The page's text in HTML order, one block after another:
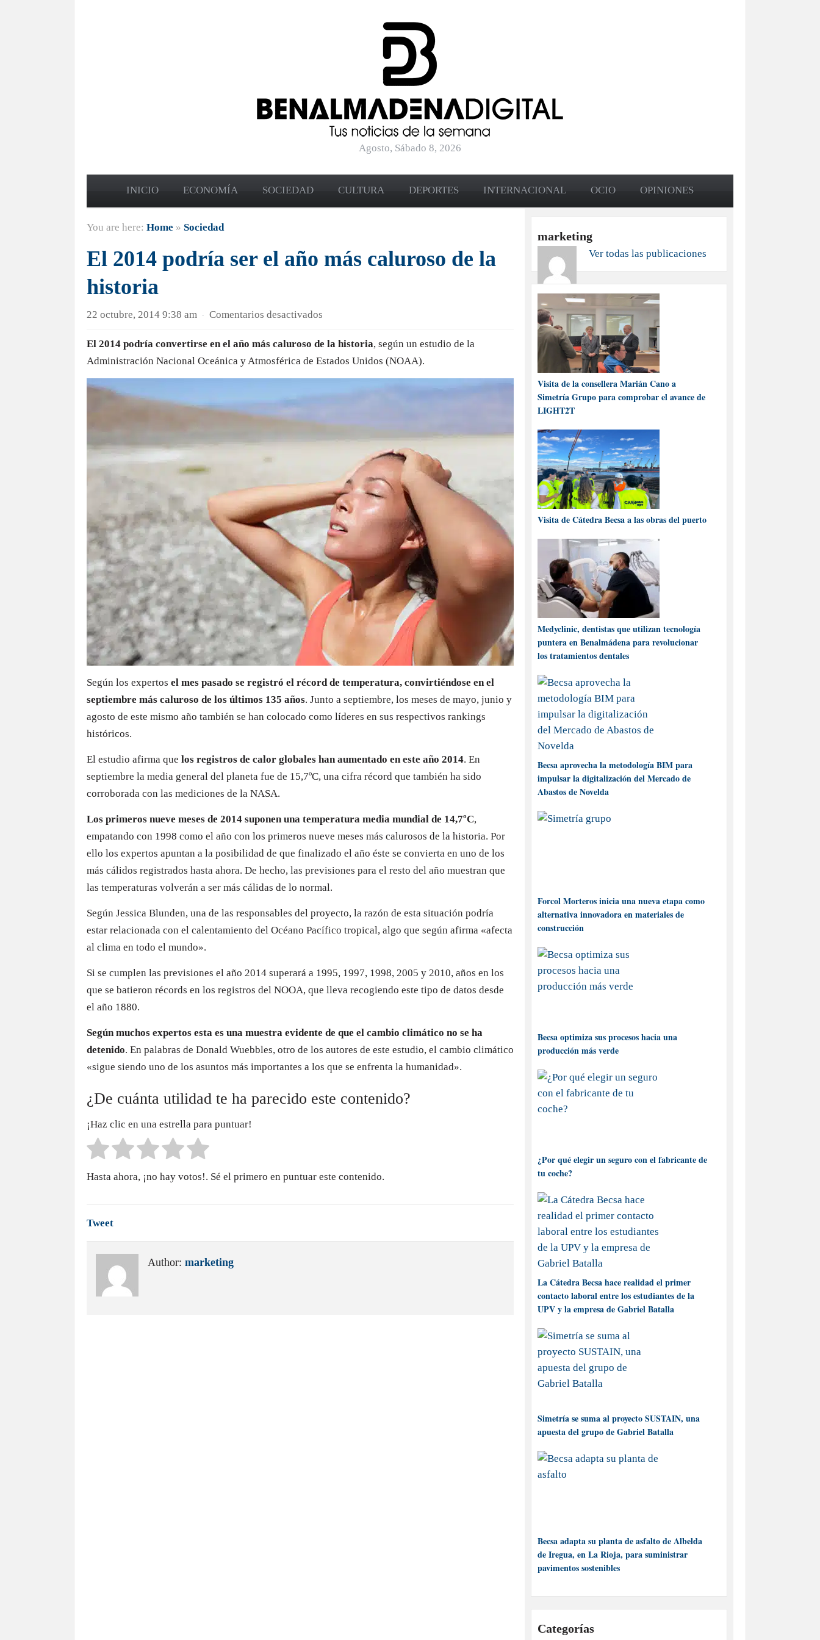
Agosto, Sábado 8, 2026
INICIO ECONOMÍA SOCIEDAD CULTURA DEPORTES INTERNACIONAL OCIO OPINIONES
You are here: Home » Sociedad
El 2014 podría ser el año más caluroso de la
historia
22 octubre, 2014 9:38 am · Comentarios desactivados
2014
podría
ser
más
caluroso
historia
El 2014 podría convertirse en el año más caluroso de la historia, según un estudio de la
Administración Nacional Oceánica y Atmosférica de Estados Unidos (NOAA).
Según los expertos el mes pasado se registró el récord de temperatura, convirtiéndose en el
septiembre más caluroso de los últimos 135 años. Junto a septiembre, los meses de mayo, junio y
agosto de este mismo año también se han colocado como líderes en sus respectivos rankings
históricos.
El estudio afirma que los registros de calor globales han aumentado en este año 2014. En
septiembre la media general del planeta fue de 15,7ºC, una cifra récord que también ha sido
corroborada con las mediciones de la NASA.
Los primeros nueve meses de 2014 suponen una temperatura media mundial de 14,7ºC,
empatando con 1998 como el año con los primeros nueve meses más calurosos de la historia. Por
ello los expertos apuntan a la posibilidad de que finalizado el año éste se convierta en uno de los
más cálidos registrados hasta ahora. De hecho, las previsiones para el resto del año muestran que
las temperaturas volverán a ser más cálidas de lo normal.
Según Jessica Blunden, una de las responsables del proyecto, la razón de esta situación podría
estar relacionada con el calentamiento del Océano Pacífico tropical, algo que según afirma «afecta
al clima en todo el mundo».
Si se cumplen las previsiones el año 2014 superará a 1995, 1997, 1998, 2005 y 2010, años en los
que se batieron récords en los registros del NOOA, que lleva recogiendo este tipo de datos desde
el año 1880.
Según muchos expertos esta es una muestra evidente de que el cambio climático no se ha
detenido. En palabras de Donald Wuebbles, otro de los autores de este estudio, el cambio climático
«sigue siendo uno de los asuntos más importantes a los que se enfrenta la humanidad».
¿De cuánta utilidad te ha parecido este contenido?
¡Haz clic en una estrella para puntuar!
Hasta ahora, ¡no hay votos!. Sé el primero en puntuar este contenido.
Tweet
Author: marketing
marketing
Ver todas las publicaciones
Visita de la consellera Marián Cano a
Simetría Grupo para comprobar el avance de
LIGHT2T
Visita de Cátedra Becsa a las obras del puerto
Medyclinic, dentistas que utilizan tecnología
puntera en Benalmádena para revolucionar
los tratamientos dentales
Becsa aprovecha la metodología BIM para
impulsar la digitalización del Mercado de
Abastos de Novelda
Forcol Morteros inicia una nueva etapa como
alternativa innovadora en materiales de
construcción
Becsa optimiza sus procesos hacia una
producción más verde
¿Por qué elegir un seguro con el fabricante de
tu coche?
La Cátedra Becsa hace realidad el primer
contacto laboral entre los estudiantes de la
UPV y la empresa de Gabriel Batalla
Simetría se suma al proyecto SUSTAIN, una
apuesta del grupo de Gabriel Batalla
Becsa adapta su planta de asfalto de Albelda
de Iregua, en La Rioja, para suministrar
pavimentos sostenibles
Categorías